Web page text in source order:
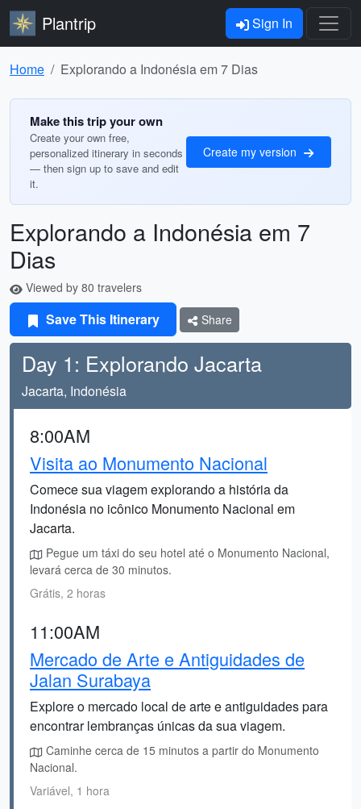
Plantrip Sign In
Home Explorando a Indonésia em 7 Dias
Make this trip your own
Create your own free,
personalized itinerary in seconds
— then sign up to save and edit
it.
Create my version
Explorando a Indonésia em 7
Dias
Viewed by 80 travelers
Save This Itinerary Share
Day 1: Explorando Jacarta
Jacarta, Indonésia
8:00AM
Visita ao Monumento Nacional
Comece sua viagem explorando a história da
Indonésia no icônico Monumento Nacional em
Jacarta.
Pegue um táxi do seu hotel até o Monumento Nacional,
levará cerca de 30 minutos.
Grátis, 2 horas
11:00AM
Mercado de Arte e Antiguidades de
Jalan Surabaya
Explore o mercado local de arte e antiguidades para
encontrar lembranças únicas da sua viagem.
Caminhe cerca de 15 minutos a partir do Monumento
Nacional.
Variável, 1 hora